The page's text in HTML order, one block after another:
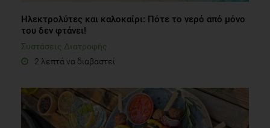
Ηλεκτρολύτες και καλοκαίρι: Πότε το νερό από μόνο
του δεν φτάνει!
Συστάσεις Διατροφής
2 λεπτά να διαβαστεί